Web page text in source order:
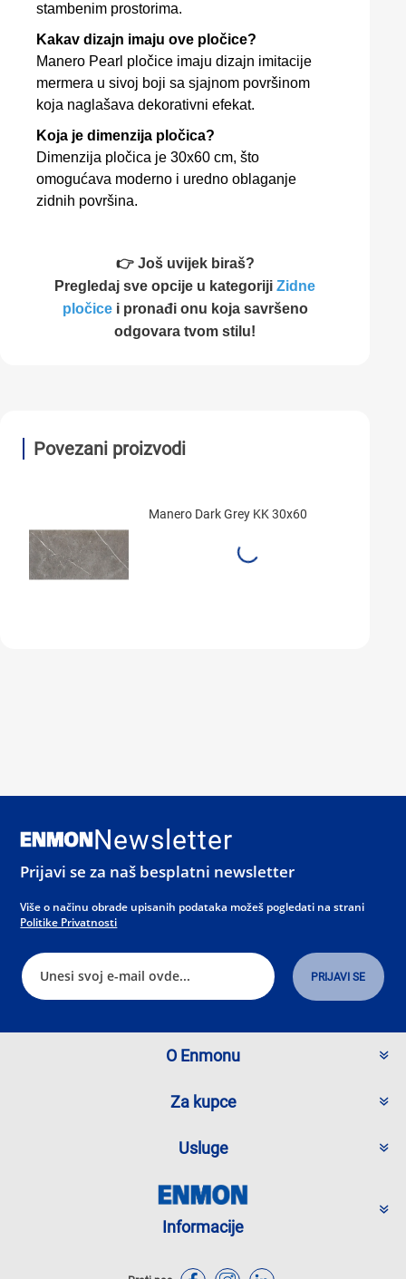
stambenim prostorima.
Kakav dizajn imaju ove pločice?
Manero Pearl pločice imaju dizajn imitacije
mermera u sivoj boji sa sjajnom površinom
koja naglašava dekorativni efekat.
Koja je dimenzija pločica?
Dimenzija pločica je 30x60 cm, što
omogućava moderno i uredno oblaganje
zidnih površina.
👉 Još uvijek biraš?
Pregledaj sve opcije u kategoriji Zidne
pločicei pronađi onu koja savršeno
odgovara tvom stilu!
Povezani proizvodi
Manero Dark Grey KK 30x60
Newsletter
Prijavi se za naš besplatni newsletter
Više o načinu obrade upisanih podataka možeš pogledati na strani
Politike Privatnosti
O Enmonu
Za kupce
Usluge
Informacije